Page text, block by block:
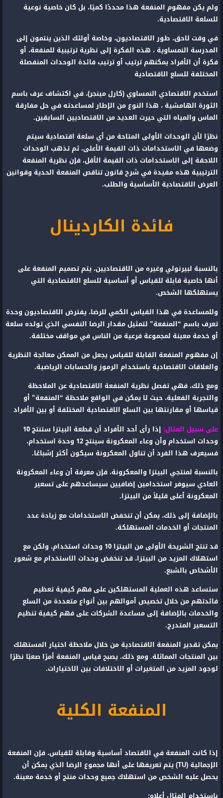
ولم يكن مفهوم المنفعة هذا محددًا كميًا، بل كان خاصية نوعية
للسلعة الاقتصادية.
في وقت لاحق، طور الاقتصاديون، وخاصة أولئك الذين ينتمون إلى
المدرسة النمساوية ، هذه الفكرة إلى نظرية ترتيبية للمنفعة، أو
فكرة أن الأفراد يمكنهم ترتيب أو ترتيب فائدة الوحدات المنفصلة
المختلفة للسلع الاقتصادية
استخدم الاقتصادي النمساوي (كارل مينجر)، في اكتشاف عرف باسم
الثورة الهامشية ، هذا النوع من الإطار لمساعدته في حل مفارقة
الماس والمياه التي حيرت العديد من الاقتصاديين السابقين.
نظرًا لأن الوحدات الأولى المتاحة من أي سلعة اقتصادية سيتم
وضعها في الاستخدامات ذات القيمة الأعلى، ثم تذهب الوحدات
اللاحقة إلى الاستخدامات ذات القيمة الأقل، فإن نظرية المنفعة
الترتيبية هذه مفيدة في شرح قانون تناقص المنفعة الحدية وقوانين
العرض الاقتصادية الأساسية والطلب.
فائدة الكاردينال
بالنسبة لبيرنولي وغيره من الاقتصاديين، يتم تصميم المنفعة على
أنها خاصية قابلة للقياس أو أساسية للسلع الاقتصادية التي
يستهلكها الشخص.
وللمساعدة في هذا القياس الكمي للرضا، يفترض الاقتصاديون وحدة
تعرف باسم “المنفعة” لتمثيل مقدار الرضا النفسي الذي تولده سلعة
أو خدمة معينة لمجموعة فرعية من الناس في مواقف مختلفة.
إن مفهوم المنفعة القابلة للقياس يجعل من الممكن معالجة النظرية
والعلاقات الاقتصادية باستخدام الرموز والحسابات الرياضية.
ومع ذلك، فهي تفصل نظرية المنفعة الاقتصادية عن الملاحظة
والتجربة الفعلية، حيث لا يمكن في الواقع ملاحظة “المنفعة” أو
قياسها أو مقارنتها بين السلع الاقتصادية المختلفة أو بين الأفراد
على سبيل المثال:
إذا رأى أحد الأفراد أن قطعة البيتزا ستنتج 10
وحدات استخدام وأن وعاء المعكرونة سينتج 12 وحدة استخدام،
فسيعرف هذا الفرد أن تناول المعكرونة سيكون أكثر إشباعًا.
بالنسبة لمنتجي البيتزا والمعكرونة، فإن معرفة أن وعاء المعكرونة
العادي سيوفر استخدامين إضافيين سيساعدهم على تسعير
المعكرونة أعلى قليلاً من البيتزا.
بالإضافة إلى ذلك، يمكن أن تنخفض الاستخدامات مع زيادة عدد
المنتجات أو الخدمات المستهلكة.
قد تنتج الشريحة الأولى من البيتزا 10 وحدات استخدام، ولكن مع
استهلاك المزيد من البيتزا، قد تنخفض وحدات الاستخدام مع شعور
الأشخاص بالشبع.
ستساعد هذه العملية المستهلكين على فهم كيفية تعظيم
فائدتهم من خلال تخصيص أموالهم بين أنواع متعددة من السلع
والخدمات بالإضافة إلى مساعدة الشركات على فهم كيفية تنظيم
التسعير المتدرج.
يمكن تقدير المنفعة الاقتصادية من خلال ملاحظة اختيار المستهلك
بين المنتجات المماثلة. ومع ذلك، يصبح قياس المنفعة أمرًا صعبًا نظرًا
لوجود المزيد من المتغيرات أو الاختلافات بين الاختيارات.
المنفعة الكلية
إذا كانت المنفعة في الاقتصاد أساسية وقابلة للقياس، فإن المنفعة
الإجمالية (TU) يتم تعريفها على أنها مجموع الرضا الذي يمكن أن
يحصل عليه الشخص من استهلاك جميع وحدات منتج أو خدمة معينة.